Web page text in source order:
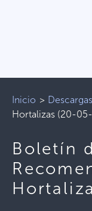
Inicio > Descargas
Hortalizas (20-
Boletín